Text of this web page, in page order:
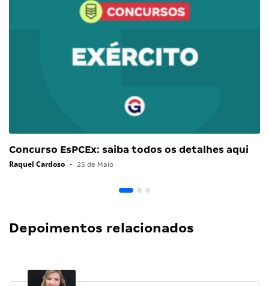
Concurso EsPCEx: saiba todos os detalhes aqui
Raquel Cardoso • 25 de Maio
Depoimentos relacionados